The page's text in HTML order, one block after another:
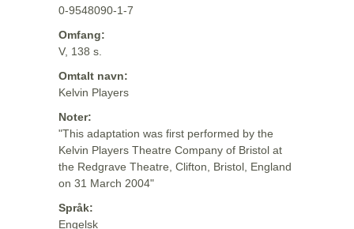
0-9548090-1-7
Omfang:
V, 138 s.
Omtalt navn:
Kelvin Players
Noter:
"This adaptation was first performed by the
Kelvin Players Theatre Company of Bristol at
the Redgrave Theatre, Clifton, Bristol, England
on 31 March 2004"
Språk:
Engelsk